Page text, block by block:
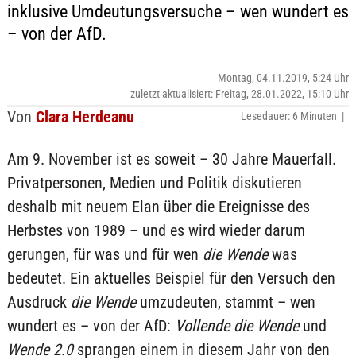
inklusive Umdeutungsversuche – wen wundert es
– von der AfD.
Von Clara Herdeanu
Montag, 04.11.2019, 5:24 Uhr
zuletzt aktualisiert: Freitag, 28.01.2022, 15:10 Uhr
Lesedauer: 6 Minuten |
Am 9. November ist es soweit – 30 Jahre Mauerfall.
Privatpersonen, Medien und Politik diskutieren
deshalb mit neuem Elan über die Ereignisse des
Herbstes von 1989 – und es wird wieder darum
gerungen, für was und für wen die Wendewas
bedeutet. Ein aktuelles Beispiel für den Versuch den
Ausdruck die Wendeumzudeuten, stammt – wen
wundert es – von der AfD: Vollende die Wendeund
Wende 2.0sprangen einem in diesem Jahr von den